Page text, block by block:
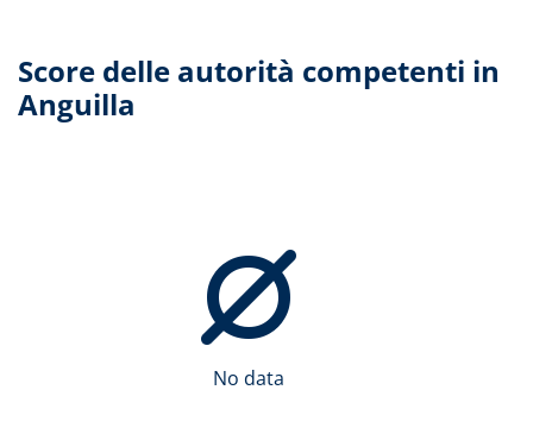
Score delle autorità competenti in
Anguilla
No data